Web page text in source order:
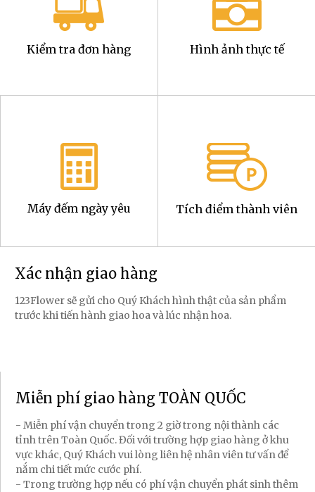
Kiểm tra đơn hàng Hình ảnh thực tế
Máy đếm ngày yêu Tích điểm thành viên
Xác nhận giao hàng
123Flower sẽ gửi cho Quý Khách hình thật của sản phẩm
trước khi tiến hành giao hoa và lúc nhận hoa.
Miễn phí giao hàng TOÀN QUỐC
- Miễn phí vận chuyển trong 2 giờ trong nội thành các
tỉnh trên Toàn Quốc. Đối với trường hợp giao hàng ở khu
vực khác, Quý Khách vui lòng liên hệ nhân viên tư vấn để
nắm chi tiết mức cước phí.
- Trong trường hợp nếu có phí vận chuyển phát sinh thêm